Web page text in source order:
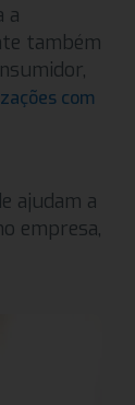
a
também
com
ajudam a
empresa,